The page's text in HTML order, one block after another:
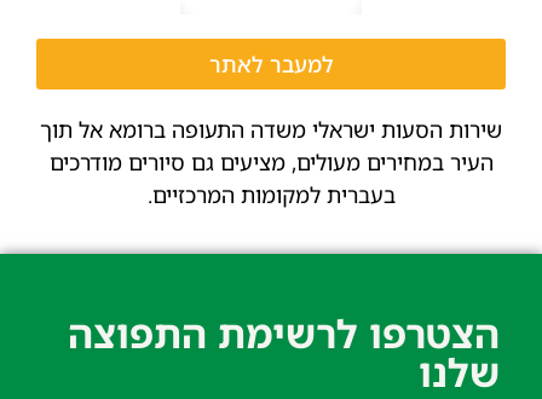
למעבר לאתר
שירות הסעות ישראלי משדה התעופה ברומא אל תוך
העיר במחירים מעולים, מציעים גם סיורים מודרכים
בעברית למקומות המרכזיים.
הצטרפו לרשימת התפוצה
שלנו​